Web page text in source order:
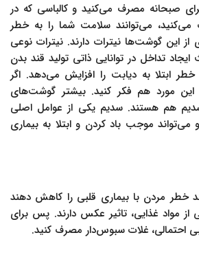
صبحانه مصرف می‌کنید و کالباسی که در
می‌توانند سلامت شما را به خطر
از این گوشت‌ها نیترات دارند. نیترات نوعی
تداخل در توانایی ذاتی تولید قند بدن
ابتلا به دیابت را افزایش می‌دهد. اگر
این مورد هم فکر کنید. بیشتر گوشت‌های
هم هستند. سدیم یکی از عوامل اصلی
موجب باد کردن و ابتلا به بیماری
خطر مردن با بیماری قلبی را کاهش دهند
از مواد غذایی، تاثیر عکس دارند. پس برای
احتمالی، غلات سبوس‌دار مصرف کنید.